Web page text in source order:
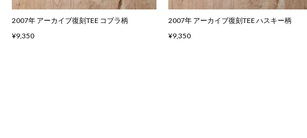
2007年 アーカイブ復刻TEE コブラ柄
¥9,350
2007年 アーカイブ復刻TEE ハスキー柄
¥9,350